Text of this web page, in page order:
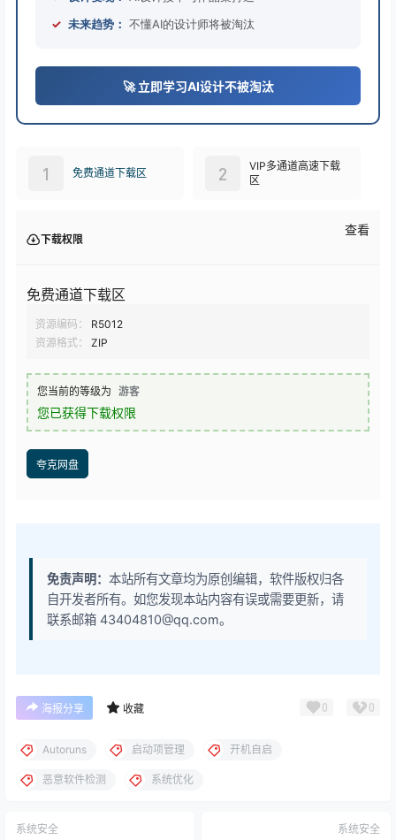
✓ 未来趋势： 不懂AI的设计师将被淘汰
🚀 立即学习AI设计不被淘汰
免费通道下载区
1
VIP多通道高速下载
区
2
下载权限
查看
免费通道下载区
资源编码：
R5012
资源格式：
ZIP
您当前的等级为 游客
您已获得下载权限
夸克网盘
免责声明： 本站所有文章均为原创编辑，软件版权归各
自开发者所有。如您发现本站内容有误或需要更新，请
联系邮箱 43404810@qq.com。
海报分享 收藏 0 0
Autoruns 启动项管理 开机自启
恶意软件检测 系统优化
系统安全 系统安全